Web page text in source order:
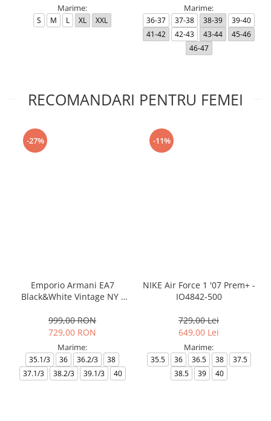
Marime:
S M L XL XXL
Marime:
36-37 37-38 38-39
39-40
41-42
42-43 43-44
45-46
46-47
RECOMANDARI PENTRU FEMEI
-27%
Emporio Armani EA7
Black&White Vintage NY -
999,00 RON
729,00 RON
Marime:
35.1/3 36 36.2/3
38
37.1/3
38.2/3 39.1/3 40
-11%
NIKE Air Force 1 '07 Prem+ -
IO4842-500
729,00 Lei
649,00 Lei
Marime:
35.5 36 36.5 38
37.5
38.5
39 40